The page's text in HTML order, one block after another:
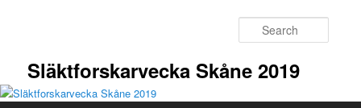
Släktforskarvecka Skåne 2019